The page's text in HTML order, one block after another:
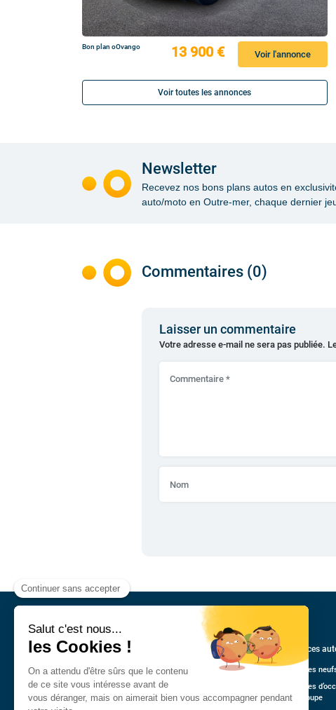
Bon plan oOvango 13 900 € Voir l'annonce
Voir toutes les annonces
Newsletter
Recevez nos bons plans autos en
auto/moto en Outre-mer, chaque dernier
Commentaires (0)
Laisser un commentaire
Votre adresse e-mail ne sera pas publiée.
Annonces
Véhicules
Véhicules
Guadeloupe